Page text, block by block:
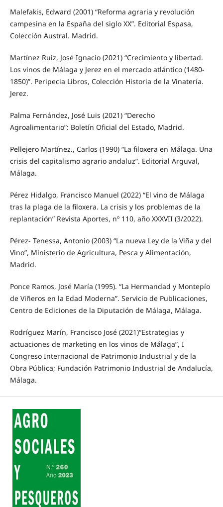
Malefakis, Edward (2001) “Reforma agraria y revolución
campesina en la España del siglo XX”. Editorial Espasa,
Colección Austral. Madrid.
Martínez Ruiz, José Ignacio (2021) “Crecimiento y libertad.
Los vinos de Málaga y Jerez en el mercado atlántico (1480-
1850)”. Peripecia Libros, Colección Historia de la Vinatería.
Jerez.
Palma Fernández, José Luis (2021) “Derecho
Agroalimentario”: Boletín Oficial del Estado, Madrid.
Pellejero Martínez., Carlos (1990) “La filoxera en Málaga. Una
crisis del capitalismo agrario andaluz”. Editorial Arguval,
Málaga.
Pérez Hidalgo, Francisco Manuel (2022) “El vino de Málaga
tras la plaga de la filoxera. La crisis y los problemas de la
replantación” Revista Aportes, nº 110, año XXXVII (3/2022).
Pérez- Tenessa, Antonio (2003) “La nueva Ley de la Viña y del
Vino”, Ministerio de Agricultura, Pesca y Alimentación,
Madrid.
Ponce Ramos, José María (1995). “La Hermandad y Montepío
de Viñeros en la Edad Moderna”. Servicio de Publicaciones,
Centro de Ediciones de la Diputación de Málaga, Málaga.
Rodríguez Marín, Francisco José (2021)“Estrategias y
actuaciones de marketing en los vinos de Málaga”, I
Congreso Internacional de Patrimonio Industrial y de la
Obra Pública; Fundación Patrimonio Industrial de Andalucía,
Málaga.